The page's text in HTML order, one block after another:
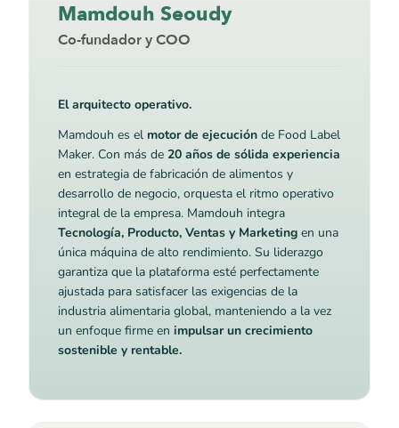
Mamdouh Seoudy
Co-fundador y COO
El arquitecto operativo.
Mamdouh es el motor de ejecución de Food Label
Maker. Con más de 20 años de sólida experiencia
en estrategia de fabricación de alimentos y
desarrollo de negocio, orquesta el ritmo operativo
integral de la empresa. Mamdouh integra
Tecnología, Producto, Ventas y Marketing en una
única máquina de alto rendimiento. Su liderazgo
garantiza que la plataforma esté perfectamente
ajustada para satisfacer las exigencias de la
industria alimentaria global, manteniendo a la vez
un enfoque firme en impulsar un crecimiento
sostenible y rentable.